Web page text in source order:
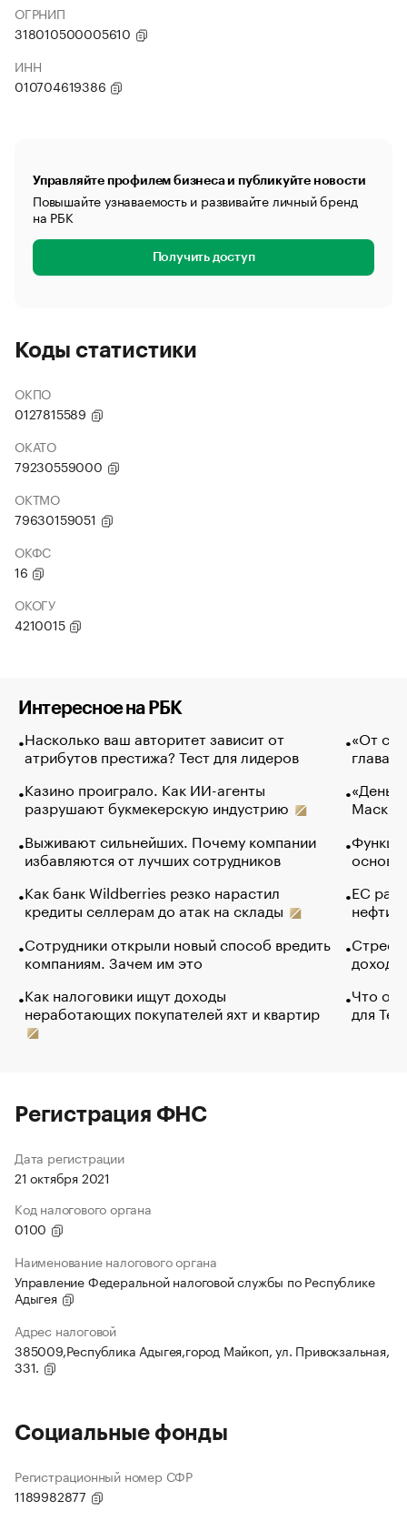
ОГРНИП
318010500005610
ИНН
010704619386
Управляйте профилем бизнеса и публикуйте новости
Повышайте узнаваемость и развивайте личный бренд
на РБК
Получить доступ
Коды статистики
ОКПО
0127815589
ОКАТО
79230559000
ОКТМО
79630159051
ОКФС
16
ОКОГУ
4210015
Интересное на РБК
Насколько ваш авторитет зависит от
атрибутов престижа? Тест для лидеров
Казино проиграло. Как ИИ-агенты
разрушают букмекерскую индустрию
Выживают сильнейших. Почему компании
избавляются от лучших сотрудников
Как банк Wildberries резко нарастил
кредиты селлерам до атак на склады
Сотрудники открыли новый способ вредить
компаниям. Зачем им это
Как налоговики ищут доходы
неработающих покупателей яхт и квартир
«От
глава
Маск в
основ
ЕС
нефти
Что
для
Регистрация ФНС
Дата регистрации
21 октября 2021
Код налогового органа
0100
Наименование налогового органа
Управление Федеральной налоговой службы по Республике
Адыгея
Адрес налоговой
385009,Республика Адыгея,город Майкоп, ул. Привокзальная,
331.
Социальные фонды
Регистрационный номер СФР
1189982877